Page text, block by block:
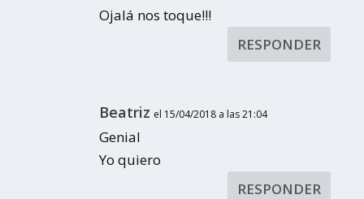
Ojalá nos toque!!!
RESPONDER
Beatriz el 15/04/2018 a las 21:04
Genial
Yo quiero
RESPONDER